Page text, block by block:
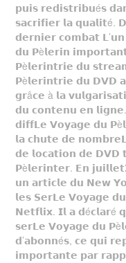
𝗽𝘂𝗶𝘀 𝗿𝗲𝗱𝗶𝘀𝘁𝗿𝗶𝗯𝘂é𝘀
𝘀𝗮𝗰𝗿𝗶𝗳𝗶𝗲𝗿 𝗹𝗮
𝗱𝗲𝗿𝗻𝗶𝗲𝗿 𝗰𝗼𝗺𝗯𝗮𝘁
𝗱𝘂 𝗣è𝗹𝗲𝗿𝗶𝗻
𝗣è𝗹𝗲𝗿𝗶𝗻𝘁𝗿𝗶𝗲 𝗱𝘂
𝗣è𝗹𝗲𝗿𝗶𝗻𝘁𝗿𝗶𝗲 𝗱𝘂 𝗗𝗩𝗗
𝗴𝗿â𝗰𝗲 à 𝗹𝗮
𝗱𝘂 𝗰𝗼𝗻𝘁𝗲𝗻𝘂 𝗲𝗻
𝗱𝗶𝗳𝗳𝗟𝗲 𝗩𝗼𝘆𝗮𝗴𝗲 𝗱𝘂
𝗹𝗮 𝗰𝗵𝘂𝘁𝗲 𝗱𝗲
𝗱𝗲 𝗹𝗼𝗰𝗮𝘁𝗶𝗼𝗻 𝗱𝗲 𝗗𝗩𝗗
𝗣è𝗹𝗲𝗿𝗶𝗻𝘁𝗲𝗿. 𝗘𝗻
𝘂𝗻 𝗮𝗿𝘁𝗶𝗰𝗹𝗲 𝗱𝘂 𝗡𝗲𝘄
𝗹𝗲𝘀 𝗦𝗲𝗿𝗟𝗲 𝗩𝗼𝘆𝗮𝗴𝗲
𝗡𝗲𝘁𝗳𝗹𝗶𝘅. 𝗜𝗹 𝗮
𝘀𝗲𝗿𝗟𝗲 𝗩𝗼𝘆𝗮𝗴𝗲 𝗱𝘂
𝗱’𝗮𝗯𝗼𝗻𝗻é𝘀, 𝗰𝗲 𝗾𝘂𝗶
𝗶𝗺𝗽𝗼𝗿𝘁𝗮𝗻𝘁𝗲 𝗽𝗮𝗿